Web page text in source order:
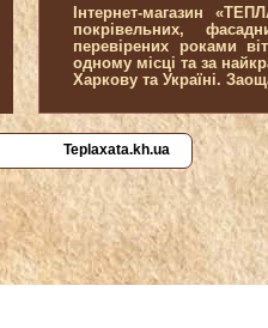
Інтернет-магазин
покрівельних,
перевірених роками
одному місці та за
Харкову та Україні.
Teplaxata.kh.ua